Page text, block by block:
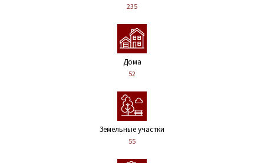
235
Дома
52
Земельные участки
55